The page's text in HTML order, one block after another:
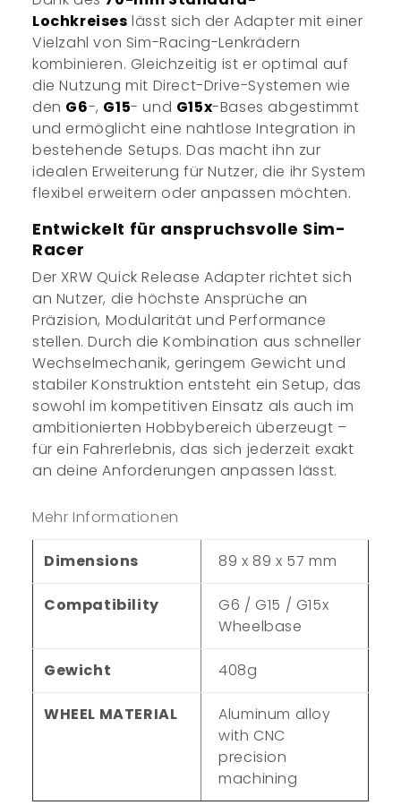
Lochkreises lässt sich der Adapter mit einer
Vielzahl von Sim-Racing-Lenkrädern
kombinieren. Gleichzeitig ist er optimal auf
die Nutzung mit Direct-Drive-Systemen wie
den G6-, G15- und G15x-Bases abgestimmt
und ermöglicht eine nahtlose Integration in
bestehende Setups. Das macht ihn zur
idealen Erweiterung für Nutzer, die ihr System
flexibel erweitern oder anpassen möchten.
Entwickelt für anspruchsvolle Sim-
Racer
Der XRW Quick Release Adapter richtet sich
an Nutzer, die höchste Ansprüche an
Präzision, Modularität und Performance
stellen. Durch die Kombination aus schneller
Wechselmechanik, geringem Gewicht und
stabiler Konstruktion entsteht ein Setup, das
sowohl im kompetitiven Einsatz als auch im
ambitionierten Hobbybereich überzeugt –
für ein Fahrerlebnis, das sich jederzeit exakt
an deine Anforderungen anpassen lässt.
Mehr Informationen
Dimensions 89 x 89 x 57 mm
Compatibility
G6 / G15 / G15x
Wheelbase
Gewicht 408g
WHEEL MATERIAL
Aluminum alloy
with CNC
precision
machining